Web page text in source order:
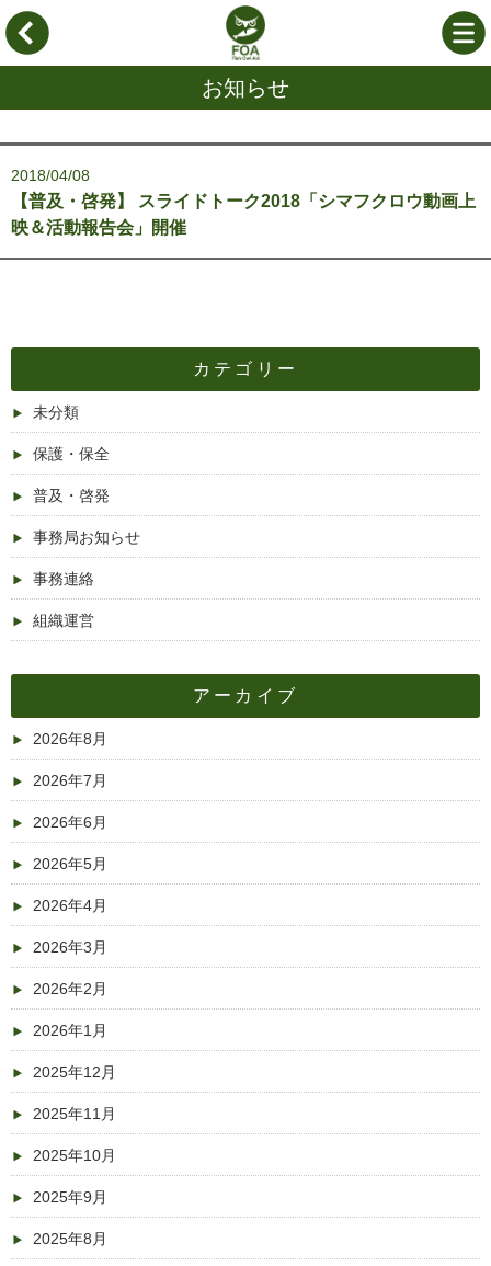
お知らせ
2018/04/08
【普及・啓発】 スライドトーク2018「シマフクロウ動画上
映＆活動報告会」開催
カテゴリー
未分類
保護・保全
普及・啓発
事務局お知らせ
事務連絡
組織運営
アーカイブ
2026年8月
2026年7月
2026年6月
2026年5月
2026年4月
2026年3月
2026年2月
2026年1月
2025年12月
2025年11月
2025年10月
2025年9月
2025年8月